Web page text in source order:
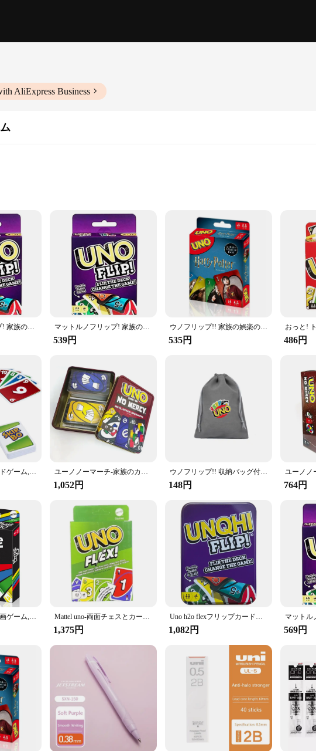
AliExpress Business
fast-paced action
any game night, designed to captivate players of all ages. With its vibrant graphics and
simple yet engaging mechanics make it accessible for beginners, while the strategic
competition, the UNO Flip Card Game is your go-to choice.
it's a versatile tool for creating memorable moments. Whether you're hosting a small
compact size and lightweight nature make it easy to transport, ensuring that fun is
and enjoyable product to their customers.
design is thoughtfully crafted to withstand the enthusiasm of players, making it a reliable
or seeking a wholesale purchase for your store, the UNO Flip Card Game is a smart
マットルノフリップ! 家族の娯楽ボードゲーム,楽しいトランプ,子供のおもちゃのギフトボックス,カードゲーム,面白い マットルノフリップ! 家族の娯楽ボードゲーム,楽しいトランプ,子供のおもちゃのギフトボックス,カードゲーム,面白い
539円
ウノフリップ!! 家族の娯楽のためのunoボードゲーム、アニメフィギュア漫画パターン、unoカード、クリスマスプレゼント、面白いゲーム
535円 486円
おっと! 子供のボードゲーム,男の子と女の子のためのおもちゃ,偽のボードゲーム,ポケモン,ピカチュウ,楽しいカード ユーノノーマーチ-家族のカードゲーム,パーティーボードゲーム,面白い友達,エンターテイメントポーカー,家族のパーティー用のブリキの箱
1,052円
ウノフリップ!! 収納バッグ付きのクラシックな赤いファミリーカードガム、7歳以上の子供向けの素晴らしいゲーム、子供向けのギフト、112枚のカードになります
148円 764円
おっと! ポケモン漫画ゲーム,ポケモンピカチュウ,楽しい家族のエンターテイメント,カードゲーム,クリスマスプレゼント,図 Mattel uno-両面チェスとカードゲーム、フリップカード、超楽しいトランプ、寮の娯楽、パーティー、卸売
1,375円
Uno h2o flexフリップカードゲーム、マリオ、Minecraft、子供、家族の夜、旅行ゲーム、収納ブリキ箱に適しています
1,082円 569円